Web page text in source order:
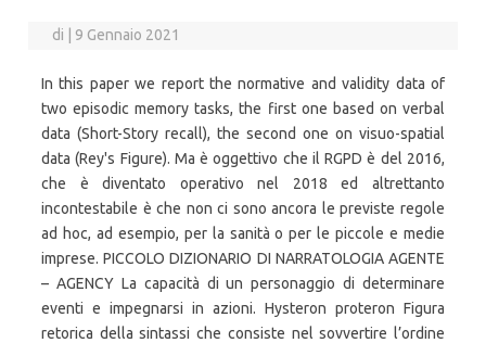
di 9 Gennaio 2021
In this paper we report the normative and validity data of
two episodic memory tasks, the first one based on verbal
data (Short-Story recall), the second one on visuo-spatial
data (Rey's Figure). Ma è oggettivo che il RGPD è del 2016,
che è diventato operativo nel 2018 ed altrettanto
incontestabile è che non ci sono ancora le previste regole
ad hoc, ad esempio, per la sanità o per le piccole e medie
imprese. PICCOLO DIZIONARIO DI NARRATOLOGIA AGENTE
– AGENCY La capacità di un personaggio di determinare
eventi e impegnarsi in azioni. Hysteron proteron Figura
retorica della sintassi che consiste nel sovvertire l’ordine